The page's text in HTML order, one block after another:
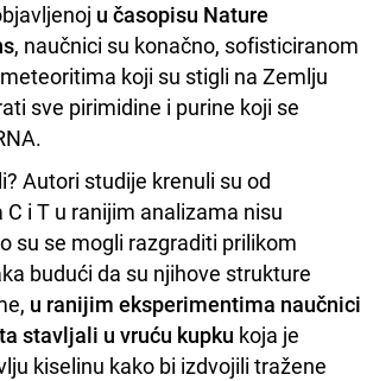
u časopisu Nature
, naučnici su konačno, sofisticiranom
koji su stigli na Zemlju
sve pirimidine i purine koji se
Autori studije krenuli su od
i T u ranijim analizama nisu
su se mogli razgraditi prilikom
budući da su njihove strukture
u ranijim eksperimentima naučnici
stavljali u vruću kupku koja je
kiselinu kako bi izdvojili tražene